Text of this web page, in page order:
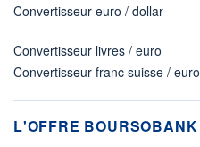
Convertisseur euro / dollar
Convertisseur livres / euro
Convertisseur franc suisse / euro
L'OFFRE BOURSOBANK